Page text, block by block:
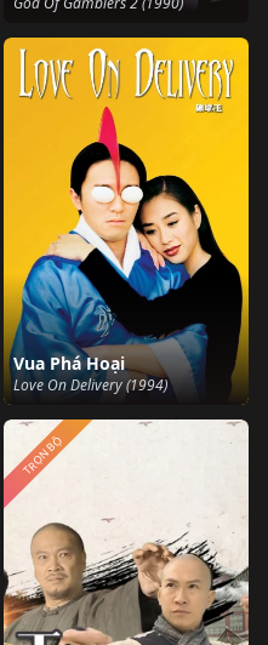
Vua Phá Hoại
Love On Delivery (1994)
TRỌN BỘ